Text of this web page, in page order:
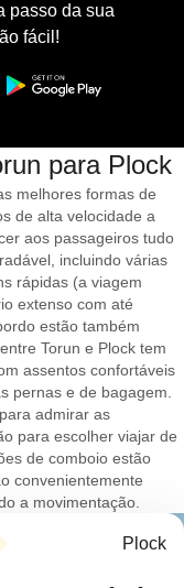
passo da sua
fácil!
para Plock
melhores formas de
de alta velocidade a
aos passageiros tudo
incluindo várias
rápidas (a viagem
extenso com até
estão também
Torun e Plock tem
assentos confortáveis
pernas e de bagagem.
admirar as
para escolher viajar de
de comboio estão
convenientemente
a movimentação.
Plock